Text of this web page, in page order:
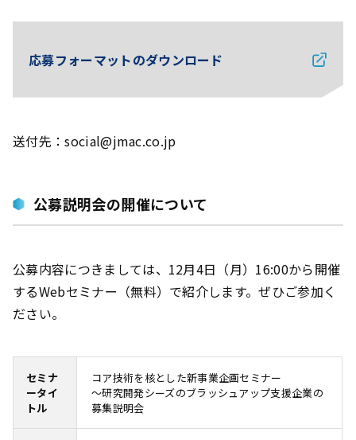
応募フォーマットのダウンロード
送付先：social@jmac.co.jp
公募説明会の開催について
公募内容につきましては、12月4日（月）16:00から開催
するWebセミナー（無料）で紹介します。ぜひご参加く
ださい。
セミナ
ータイ
トル
コア技術を核とした新事業企画セミナー
～研究開発シーズのブラッシュアップ支援企業の
募集説明会